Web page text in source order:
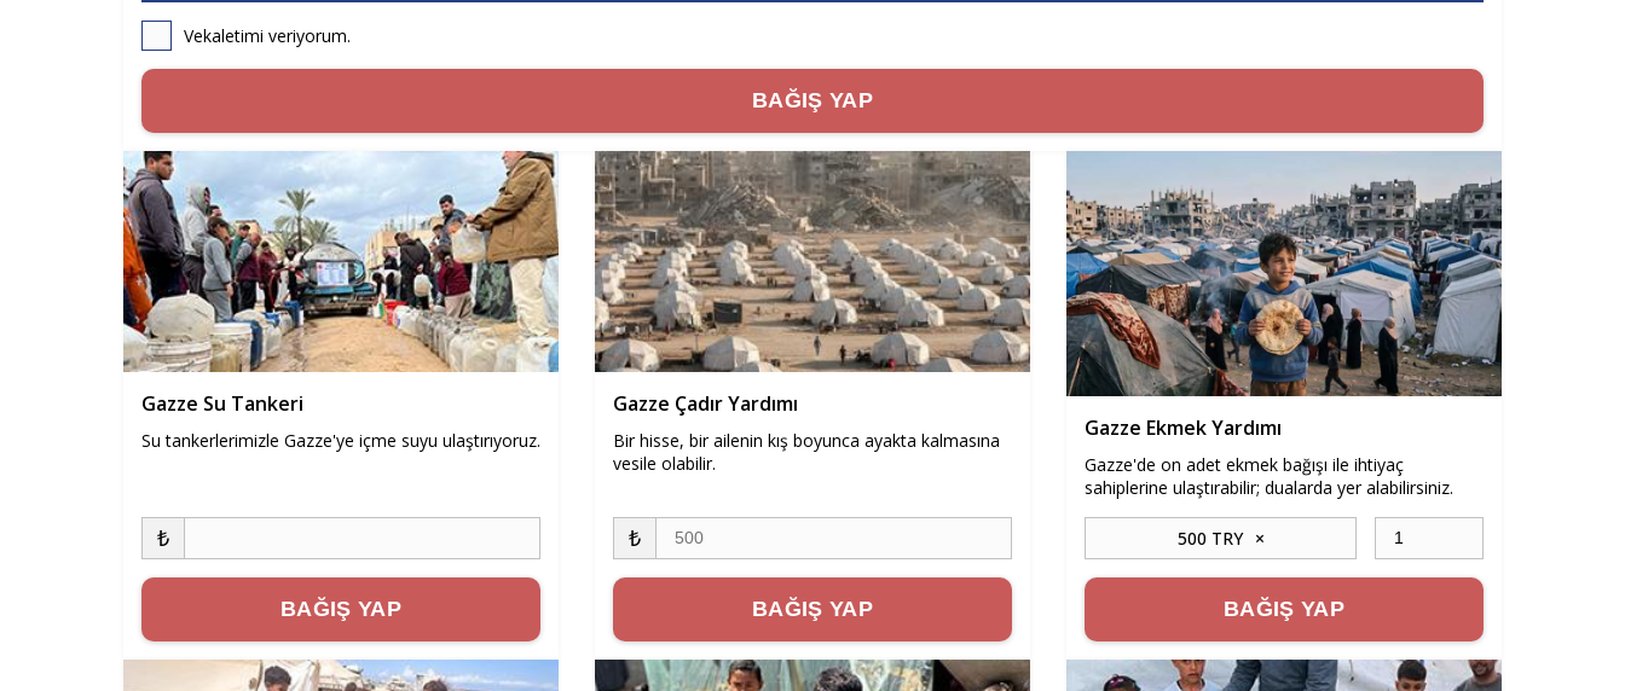
Vekaletimi veriyorum.
BAĞIŞ YAP
Gazze Su Tankeri
Su tankerlerimizle Gazze'ye içme suyu ulaştırıyoruz.
₺
BAĞIŞ YAP
Gazze Çadır Yardımı
Bir hisse, bir ailenin kış boyunca ayakta kalmasına
vesile olabilir.
₺
BAĞIŞ YAP
Gazze Ekmek Yardımı
Gazze'de on adet ekmek bağışı ile ihtiyaç
sahiplerine ulaştırabilir; dualarda yer alabilirsiniz.
500 TRY ×
BAĞIŞ YAP